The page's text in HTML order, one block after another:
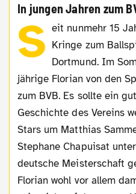
In jungen Jahren zum
S eit nunmehr 15
Kringe zum
Dortmund. Im
jährige Florian von den
zum BVB. Es sollte ein
Geschichte des Vereins
Stars um Matthias
Stephane Chapuisat
deutsche Meisterschaft
Florian wohl vor allem